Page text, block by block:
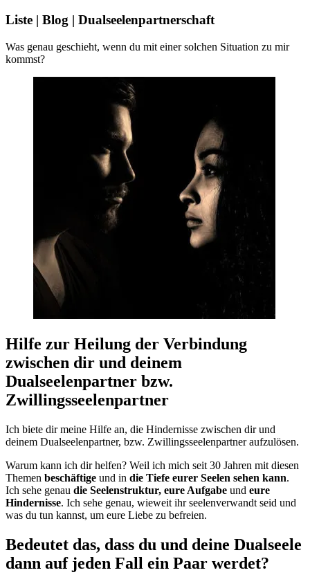
Liste | Blog | Dualseelenpartnerschaft
Was genau geschieht, wenn du mit einer solchen Situation zu mir
kommst?
Hilfe zur Heilung der Verbindung
zwischen dir und deinem
Dualseelenpartner bzw.
Zwillingsseelenpartner
Ich biete dir meine Hilfe an, die Hindernisse zwischen dir und
deinem Dualseelenpartner, bzw. Zwillingsseelenpartner aufzulösen.
Warum kann ich dir helfen? Weil ich mich seit 30 Jahren mit diesen
Themen beschäftige und in die Tiefe eurer Seelen sehen kann.
Ich sehe genau die Seelenstruktur, eure Aufgabe und eure
Hindernisse. Ich sehe genau, wieweit ihr seelenverwandt seid und
was du tun kannst, um eure Liebe zu befreien.
Bedeutet das, dass du und deine Dualseele
dann auf jeden Fall ein Paar werdet?